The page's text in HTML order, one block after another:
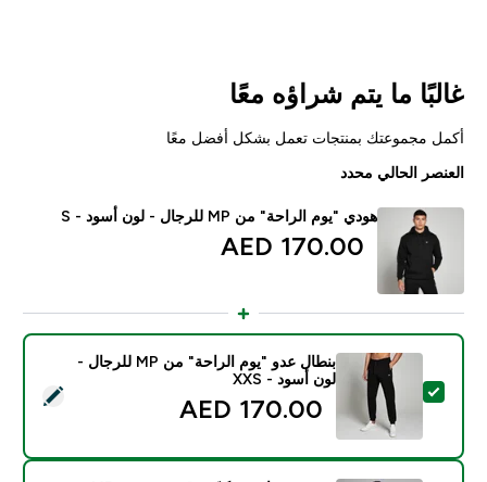
غالبًا ما يتم شراؤه معًا
أكمل مجموعتك بمنتجات تعمل بشكل أفضل معًا
العنصر الحالي محدد
هودي "يوم الراحة" من MP للرجال - لون أسود - S
170.00 AED‎
تحديد هذا المنتج - بنطال عدو "يوم الراحة" من MP للرجال - لون أسود - XXS
بنطال عدو "يوم الراحة" من MP للرجال -
لون أسود - XXS
170.00 AED‎